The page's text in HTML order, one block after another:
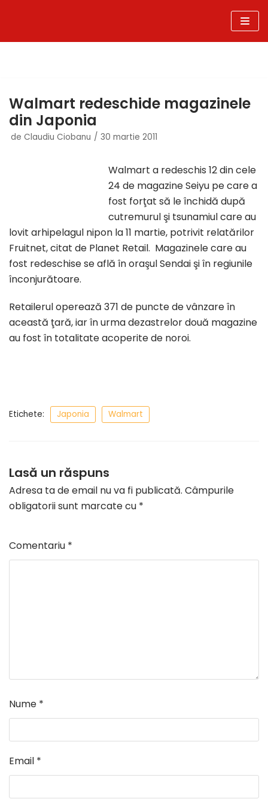
Walmart redeschide magazinele
din Japonia
de Claudiu Ciobanu 30 martie 2011
Walmart a redeschis 12 din cele
24 de magazine Seiyu pe care a
fost forţat să le închidă după
cutremurul şi tsunamiul care au
lovit arhipelagul nipon la 11 martie, potrivit relatărilor
Fruitnet, citat de Planet Retail. Magazinele care au
fost redeschise se află în oraşul Sendai şi în regiunile
înconjurătoare.
Retailerul operează 371 de puncte de vânzare în
această ţară, iar în urma dezastrelor două magazine
au fost în totalitate acoperite de noroi.
Etichete: Japonia Walmart
Lasă un răspuns
Adresa ta de email nu va fi publicată. Câmpurile
obligatorii sunt marcate cu *
Comentariu *
Nume *
Email *